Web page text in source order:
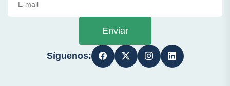
Enviar
Síguenos: